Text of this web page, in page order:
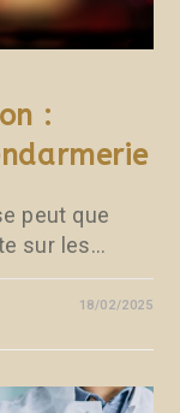
:
peut que
sur les…
18/02/2025